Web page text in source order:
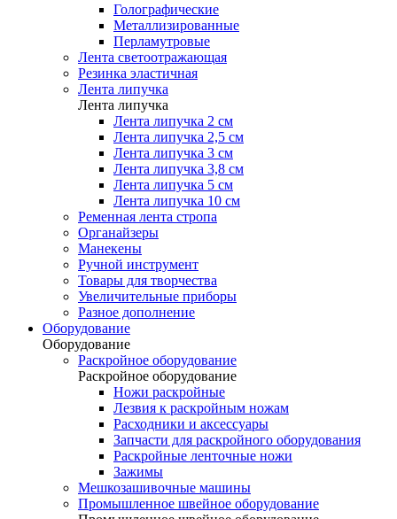
Голографические
Металлизированные
Перламутровые
Лента светоотражающая
Резинка эластичная
Лента липучка
Лента липучка
Лента липучка 2 см
Лента липучка 2,5 см
Лента липучка 3 см
Лента липучка 3,8 см
Лента липучка 5 см
Лента липучка 10 см
Ременная лента стропа
Органайзеры
Манекены
Ручной инструмент
Товары для творчества
Увеличительные приборы
Разное дополнение
Оборудование
Оборудование
Раскройное оборудование
Раскройное оборудование
Ножи раскройные
Лезвия к раскройным ножам
Расходники и аксессуары
Запчасти для раскройного оборудования
Раскройные ленточные ножи
Зажимы
Мешкозашивочные машины
Промышленное швейное оборудование